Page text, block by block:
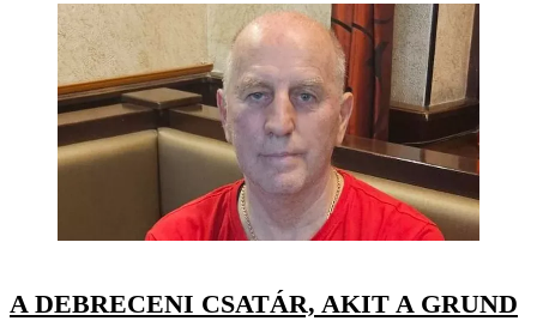
A DEBRECENI CSATÁR, AKIT A GRUND